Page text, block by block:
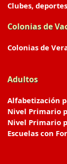
Clubes,
Colonias de
Colonias de
Adultos
Alfabetización
Nivel Primario
Nivel Primario
Escuelas con